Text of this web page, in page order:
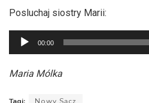
dźwiękowych
Posluchaj siostry Marii:
Odtwarzacz
plików
dźwiękowych
00:00
Maria Mólka
Tagi: Nowy Sącz